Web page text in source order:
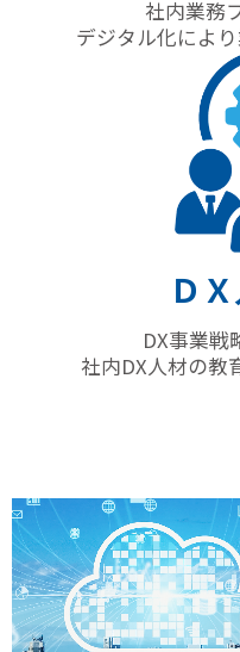
社内業務
デジタル化によ
Ｄ
DX事業戦
社内DX人材の教